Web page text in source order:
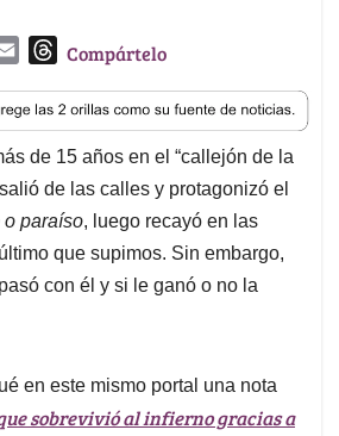
a
i
l
T
r
e
a
d
s
Compártelo
de 15 años en el “callejón de la
de las calles y protagonizó el
o paraíso, luego recayó en las
que supimos. Sin embargo,
con él y si le ganó o no la
en este mismo portal una nota
sobrevivió al infierno gracias a